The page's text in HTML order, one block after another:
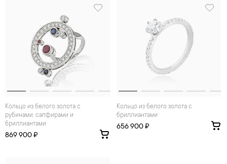
Кольцо из белого золота с
рубинами, сапфирами и
бриллиантами
869 900 ₽
Кольцо из белого золота с
бриллиантами
656 900 ₽